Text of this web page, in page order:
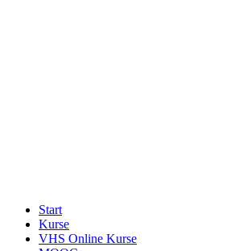
Start
Kurse
VHS Online Kurse